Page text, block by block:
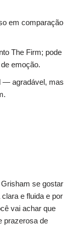
em comparação
The Firm; pode
emoção.
— agradável, mas
se gostar
e fluida e por
vai achar que
prazerosa de